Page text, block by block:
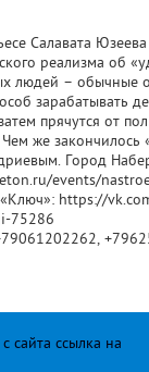
Салавата
реализма об
людей –
зарабатывать
прячутся
же закончилось
Город
events/
https://
75286
сайта ссылка на